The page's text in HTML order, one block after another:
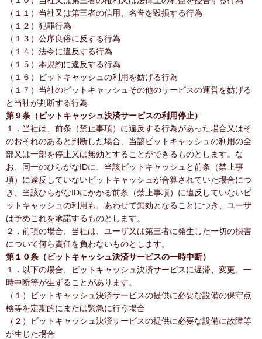
（１１）当社又は第三者の信用、名誉を毀損する行為
（１２）犯罪行為
（１３）公序良俗に反する行為
（１４）法令に違反する行為
（１５）本規約に違反する行為
（１６）ビットキャッシュの利用を妨げる行為
（１７）当社のビットキャッシュその他のサービスの運営を妨げる
と当社が判断する行為
第９条（ビットキャッシュ決済サービスの利用停止）
１．当社は、前条（禁止事項）に違反する行為があった場合又はそ
のおそれのあると判断した場合、当該ビットキャッシュの利用の全
部又は一部を停止又は無効とすることができるものとします。な
お、同一のひらがなIDに、当該ビットキャッシュと前条（禁止事
項）に違反していないビットキャッシュが合算されていた場合につ
き、当該ひらがなIDにかかる前条（禁止事項）に違反していないビ
ットキャッシュの利用も、あわせて無効となることにつき、ユーザ
は予めこれを承諾するものとします。
２．前項の場合、当社は、ユーザ又は第三者に発生した一切の損害
について何ら責任を負わないものとします。
第１０条（ビットキャッシュ決済サービスの一時中断）
１．以下の場合、ビットキャッシュ決済サービスに遅滞、変更、一
時中断等が生ずることがあります。
（１）ビットキャッシュ決済サービスの提供に必要な設備の保守点
検等を定期的にまたは緊急に行う場合
（２）ビットキャッシュ決済サービスの提供に必要な設備に故障等
が生じた場合